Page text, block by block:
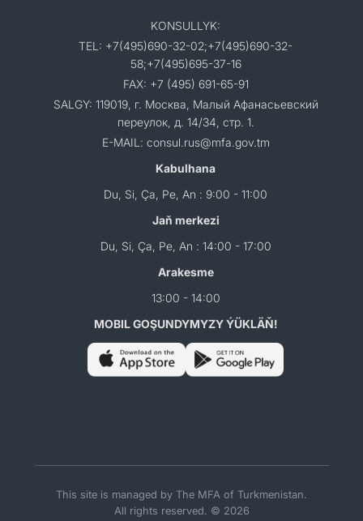
KONSULLYK:
TEL: +7(495)690-32-02;+7(495)690-32-
58;+7(495)695-37-16
FAX: +7 (495) 691-65-91
SALGY: 119019, г. Москва, Малый Афанасьевский
переулок, д. 14/34, стр. 1.
E-MAIL: consul.rus@mfa.gov.tm
Kabulhana
Du, Si, Ça, Pe, An : 9:00 - 11:00
Jaň merkezi
Du, Si, Ça, Pe, An : 14:00 - 17:00
Arakesme
13:00 - 14:00
MOBIL GOŞUNDYMYZY ÝÜKLÄŇ!
This site is managed by The MFA of Turkmenistan.
All rights reserved. © 2026